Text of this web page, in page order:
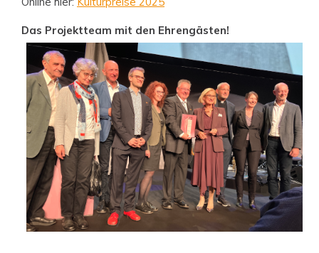
Das Projektteam mit den Ehrengästen!